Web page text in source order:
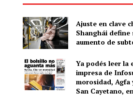
Ajuste en clave
Shanghái define
aumento de
Ya podés leer la
impresa de
morosidad, Agfa
San Cayetano,